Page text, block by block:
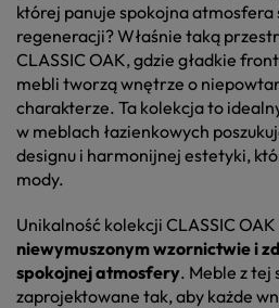
której panuje spokojna
regeneracji? Właśnie taką
CLASSIC OAK, gdzie gładkie
mebli tworzą wnętrze o
charakterze. Ta kolekcja to
w meblach łazienkowych
designu i harmonijnej estetyki,
mody.
Unikalność kolekcji CLASSIC
niewymuszonym wzornictwie i
spokojnej atmosfery. Meble z tej
zaprojektowane tak, aby każde